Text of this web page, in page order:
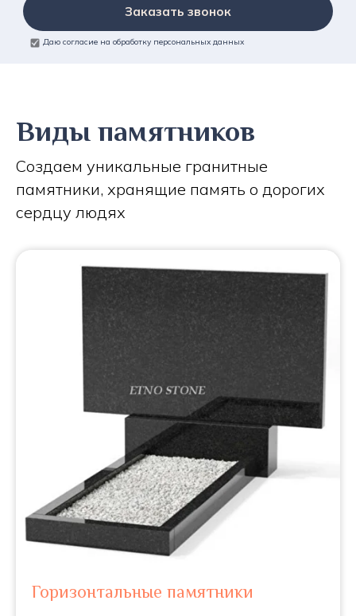
Заказать звонок
Даю согласие на обработку персональных данных
Виды памятников
Создаем уникальные гранитные
памятники, хранящие память о дорогих
сердцу людях
Горизонтальные памятники